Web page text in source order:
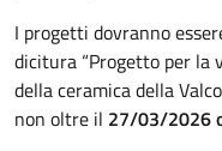
I progetti dovranno
dicitura “Progetto per la
della ceramica della
non oltre il 27/03/2026